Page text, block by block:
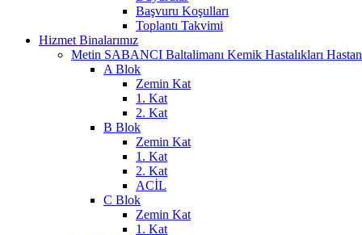
Başvuru Koşulları
Toplantı Takvimi
Hizmet Binalarımız
Metin SABANCI Baltalimanı Kemik Hastalıkları
A Blok
Zemin Kat
1. Kat
2. Kat
B Blok
Zemin Kat
1. Kat
2. Kat
ACİL
C Blok
Zemin Kat
1. Kat